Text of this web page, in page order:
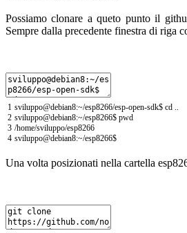
Possiamo clonare a queto punto il
Sempre dalla precedente finestra di riga
1
2
3
4
sviluppo@debian8:~/esp8266/esp-open-sdk$ cd ..
sviluppo@debian8:~/esp8266$ pwd
/home/sviluppo/esp8266
sviluppo@debian8:~/esp8266$
Una volta posizionati nella cartella